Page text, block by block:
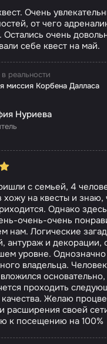
Очень
от чего
Остались очень
себе квест на май.
в реальности
миссия Корбена Далласа
Нуриева
с семьей, 4
хожу на квесты и знаю,
Однако
очень-очень
нам. Логические
антураж и декорации,
уровне.
владельца.
проходить
Желаю
расширения своей
к посещению на 100%